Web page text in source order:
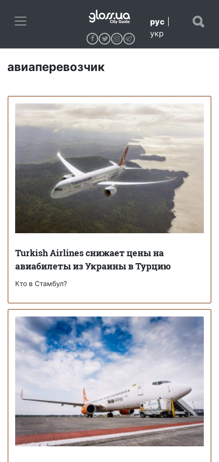
рус
укр
авиаперевозчик
Turkish Airlines снижает цены на
авиабилеты из Украины в Турцию
Кто в Стамбул?